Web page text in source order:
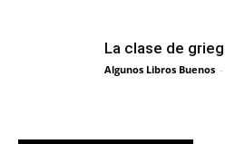
La clase de
Algunos Libros Buenos -